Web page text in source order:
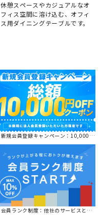
休憩スペースやカジュアルなオ
フィス空間に溶け込む、オフィ
ス用ダイニングテーブルです。
新規会員登録キャンペーン：10,000円OFFクーポン進呈中！
会員ランク制度：他社のサービスと比較してください。